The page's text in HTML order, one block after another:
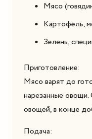
Мясо
Картофель,
Зелень,
Приготовление:
Мясо варят до
нарезанные овощи.
овощей, в конце
Подача: